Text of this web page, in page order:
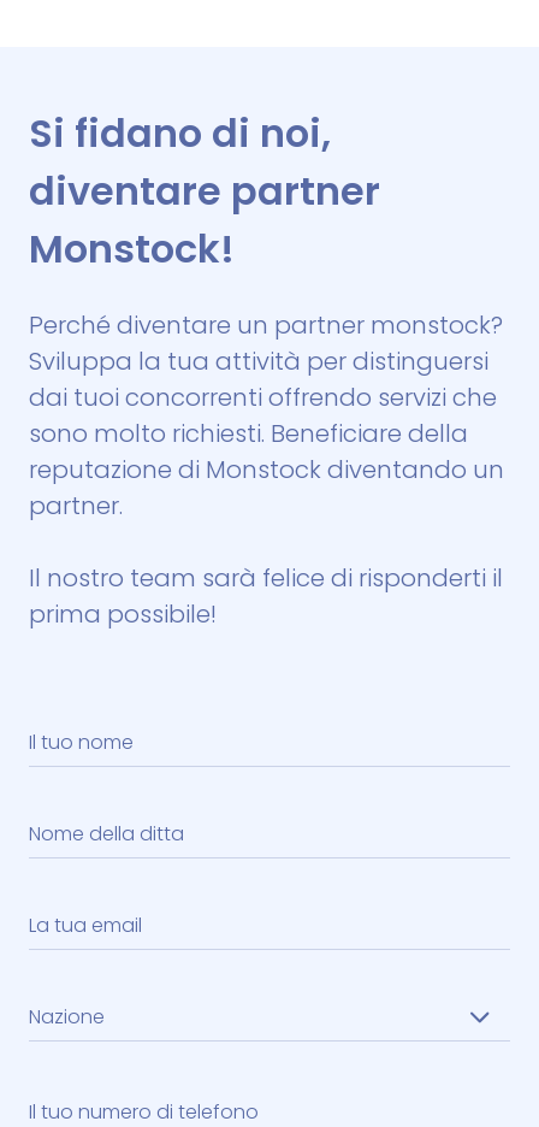
Si fidano di noi,
diventare partner
Monstock!
Perché diventare un partner monstock?
Sviluppa la tua attività per distinguersi
dai tuoi concorrenti offrendo servizi che
sono molto richiesti. Beneficiare della
reputazione di Monstock diventando un
partner.
Il nostro team sarà felice di risponderti il ​​
prima possibile!